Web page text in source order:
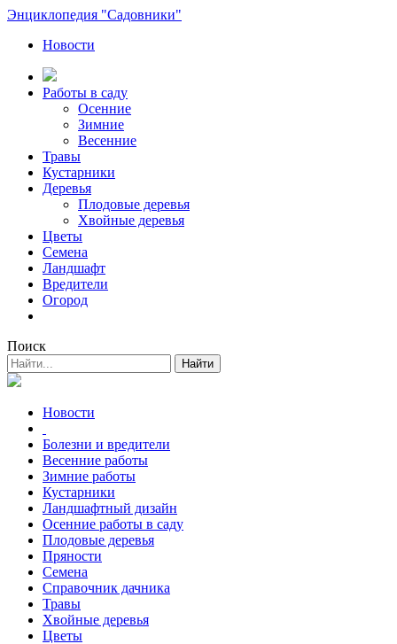
Энциклопедия "Садовники"
Новости
Работы в саду
Осенние
Зимние
Весенние
Травы
Кустарники
Деревья
Плодовые деревья
Хвойные деревья
Цветы
Семена
Ландшафт
Вредители
Огород
Поиск
Новости
Болезни и вредители
Весенние работы
Зимние работы
Кустарники
Ландшафтный дизайн
Осенние работы в саду
Плодовые деревья
Пряности
Семена
Справочник дачника
Травы
Хвойные деревья
Цветы